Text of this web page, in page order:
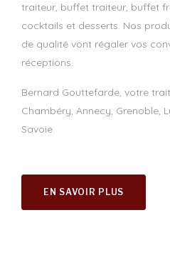
traiteur, buffet traiteur, buffet
cocktails et desserts. Nos
de qualité vont régaler vos
réceptions.
Bernard Gouttefarde, votre
Chambéry, Annecy, Grenoble,
Savoie.
EN SAVOIR PLUS